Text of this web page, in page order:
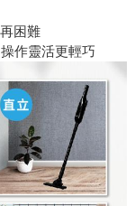
困難
作靈活更輕巧